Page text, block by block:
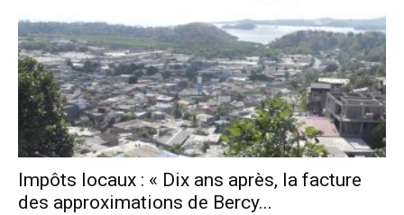
Impôts locaux : « Dix ans après, la facture
des approximations de Bercy...